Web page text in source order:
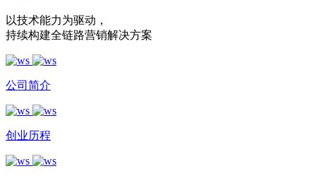
以技术能力为驱动 ，
持续构建全链路营销解决方案
公司简介
创业历程